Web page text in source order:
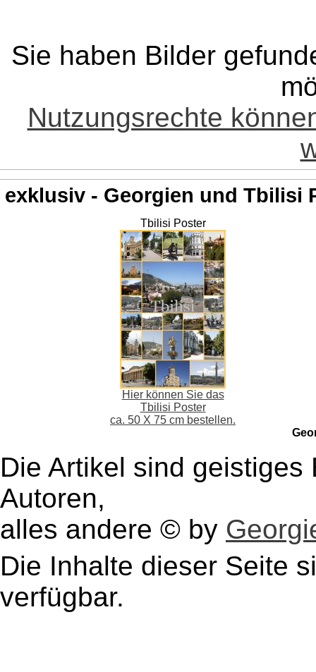
Sie haben Bilder
Nutzungsrechte
exklusiv - Georgien und Tbilisi
Tbilisi Poster
Hier können Sie das
Tbilisi Poster
ca. 50 X 75 cm bestellen.
Die Artikel sind
Autoren,
alles andere © by
Die Inhalte dieser Seite
verfügbar.